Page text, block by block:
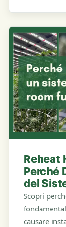
Reheat
Perché
del
Scopri
causare